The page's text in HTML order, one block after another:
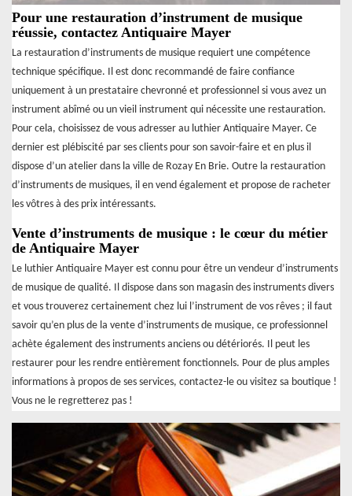
Pour une restauration d’instrument de musique
réussie, contactez Antiquaire Mayer
La restauration d’instruments de musique requiert une compétence
technique spécifique. Il est donc recommandé de faire confiance
uniquement à un prestataire chevronné et professionnel si vous avez un
instrument abîmé ou un vieil instrument qui nécessite une restauration.
Pour cela, choisissez de vous adresser au luthier Antiquaire Mayer. Ce
dernier est plébiscité par ses clients pour son savoir-faire et en plus il
dispose d’un atelier dans la ville de Rozay En Brie. Outre la restauration
d’instruments de musiques, il en vend également et propose de racheter
les vôtres à des prix intéressants.
Vente d’instruments de musique : le cœur du métier
de Antiquaire Mayer
Le luthier Antiquaire Mayer est connu pour être un vendeur d’instruments
de musique de qualité. Il dispose dans son magasin des instruments divers
et vous trouverez certainement chez lui l’instrument de vos rêves ; il faut
savoir qu’en plus de la vente d’instruments de musique, ce professionnel
achète également des instruments anciens ou détériorés. Il peut les
restaurer pour les rendre entièrement fonctionnels. Pour de plus amples
informations à propos de ses services, contactez-le ou visitez sa boutique !
Vous ne le regretterez pas !